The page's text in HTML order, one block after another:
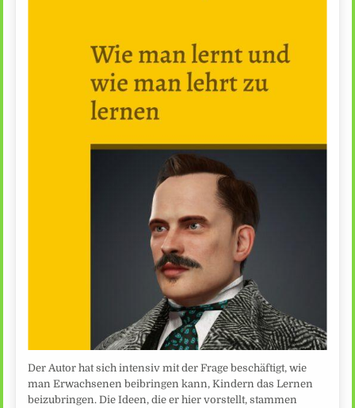
Der Autor hat sich intensiv mit der Frage beschäftigt, wie
man Erwachsenen beibringen kann, Kindern das Lernen
beizubringen. Die Ideen, die er hier vorstellt, stammen